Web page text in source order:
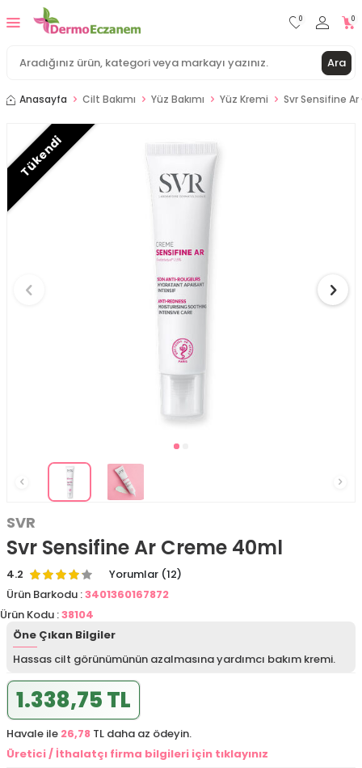
Ara
0 0
Anasayfa Cilt Bakımı Yüz Bakımı Yüz Kremi Svr Sensifine
Tükendi
SVR
Svr Sensifine Ar Creme 40ml
4.2
Yorumlar (12)
Ürün Barkodu :3401360167872
Ürün Kodu :38104
Öne Çıkan Bilgiler
Hassas cilt görünümünün azalmasına yardımcı bakım kremi.
1.338,75 TL
Havale ile 26,78 TL daha az ödeyin.
Üretici / İthalatçı firma bilgileri için tıklayınız